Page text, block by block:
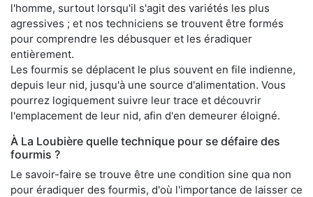
l'homme, surtout lorsqu'il s'agit des variétés les plus
agressives ; et nos techniciens se trouvent être formés
pour comprendre les débusquer et les éradiquer
entièrement.
Les fourmis se déplacent le plus souvent en file indienne,
depuis leur nid, jusqu'à une source d'alimentation. Vous
pourrez logiquement suivre leur trace et découvrir
l'emplacement de leur nid, afin d'en demeurer éloigné.
À La Loubière quelle technique pour se défaire des
fourmis ?
Le savoir-faire se trouve être une condition sine qua non
pour éradiquer des fourmis, d'où l'importance de laisser ce